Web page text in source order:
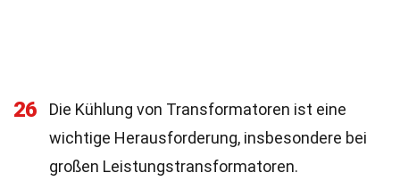
26
Die Kühlung von Transformatoren ist eine
wichtige Herausforderung, insbesondere bei
großen Leistungstransformatoren.